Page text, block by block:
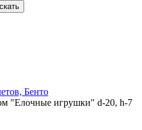
Бенто
"Елочные игрушки" d-20, h-7